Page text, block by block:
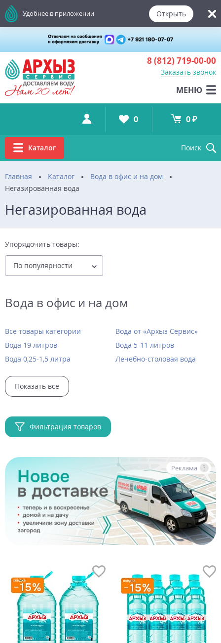
8 (812) 719-00-00
Заказать звонок
МЕНЮ
Удобнее в приложении Открыть
Каталог Поиск
0 0 ₽
Главная Каталог
Вода в офис и на дом
Негазированная вода
Негазированная вода
Упорядочить товары:
Реклама ?
Вода в офис и на дом
Все товары категории
Вода от «Архыз Сервис»
Вода 19 литров
Вода 5-11 литров
Вода 0,25-1,5 литра
Лечебно-столовая вода
Показать все
Фильтрация товаров